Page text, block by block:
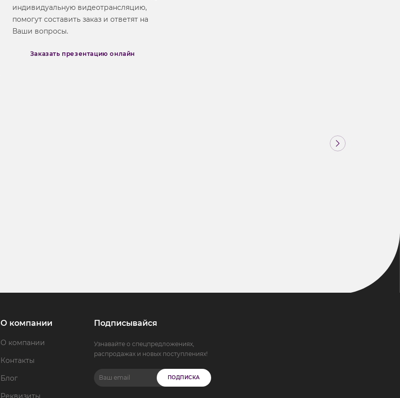
индивидуальную видеотрансляцию,
помогут составить заказ и ответят на
Ваши вопросы.
Заказать презентацию онлайн
О компании
О компании
Контакты
Блог
Реквизиты
Подписывайся
Узнавайте о спецпредложениях,
распродажах и новых поступлениях!
ПОДПИСКА